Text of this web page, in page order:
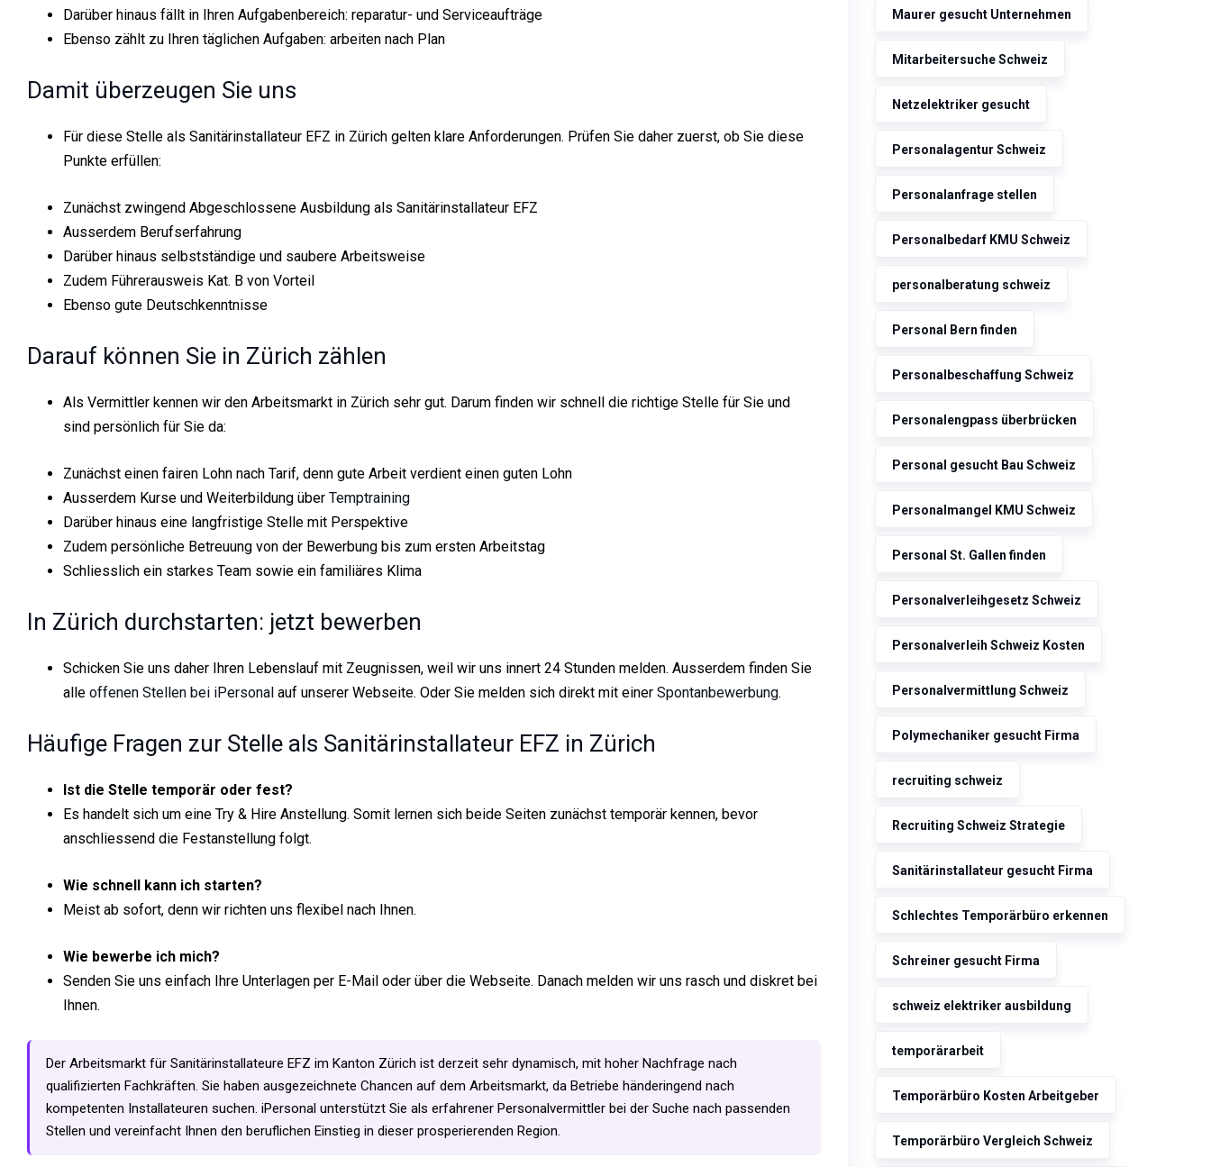
Darüber hinaus fällt in Ihren Aufgabenbereich: reparatur- und Serviceaufträge
Ebenso zählt zu Ihren täglichen Aufgaben: arbeiten nach Plan
Damit überzeugen Sie uns
Für diese Stelle als Sanitärinstallateur EFZ in Zürich gelten klare Anforderungen. Prüfen Sie daher zuerst, ob Sie diese
Punkte erfüllen:
Zunächst zwingend Abgeschlossene Ausbildung als Sanitärinstallateur EFZ
Ausserdem Berufserfahrung
Darüber hinaus selbstständige und saubere Arbeitsweise
Zudem Führerausweis Kat. B von Vorteil
Ebenso gute Deutschkenntnisse
Darauf können Sie in Zürich zählen
Als Vermittler kennen wir den Arbeitsmarkt in Zürich sehr gut. Darum finden wir schnell die richtige Stelle für Sie und
sind persönlich für Sie da:
Zunächst einen fairen Lohn nach Tarif, denn gute Arbeit verdient einen guten Lohn
Ausserdem Kurse und Weiterbildung über Temptraining
Darüber hinaus eine langfristige Stelle mit Perspektive
Zudem persönliche Betreuung von der Bewerbung bis zum ersten Arbeitstag
Schliesslich ein starkes Team sowie ein familiäres Klima
In Zürich durchstarten: jetzt bewerben
Schicken Sie uns daher Ihren Lebenslauf mit Zeugnissen, weil wir uns innert 24 Stunden melden. Ausserdem finden Sie
alle offenen Stellen bei iPersonal auf unserer Webseite. Oder Sie melden sich direkt mit einer Spontanbewerbung.
Häufige Fragen zur Stelle als Sanitärinstallateur EFZ in Zürich
Ist die Stelle temporär oder fest?
Es handelt sich um eine Try & Hire Anstellung. Somit lernen sich beide Seiten zunächst temporär kennen, bevor
anschliessend die Festanstellung folgt.
Wie schnell kann ich starten?
Meist ab sofort, denn wir richten uns flexibel nach Ihnen.
Wie bewerbe ich mich?
Senden Sie uns einfach Ihre Unterlagen per E-Mail oder über die Webseite. Danach melden wir uns rasch und diskret bei
Ihnen.
Der Arbeitsmarkt für Sanitärinstallateure EFZ im Kanton Zürich ist derzeit sehr dynamisch, mit hoher Nachfrage nach
qualifizierten Fachkräften. Sie haben ausgezeichnete Chancen auf dem Arbeitsmarkt, da Betriebe händeringend nach
kompetenten Installateuren suchen. iPersonal unterstützt Sie als erfahrener Personalvermittler bei der Suche nach passenden
Stellen und vereinfacht Ihnen den beruflichen Einstieg in dieser prosperierenden Region.
Maurer gesucht Unternehmen
Mitarbeitersuche Schweiz
Netzelektriker gesucht
Personalagentur Schweiz
Personalanfrage stellen
Personalbedarf KMU Schweiz
personalberatung schweiz
Personal Bern finden
Personalbeschaffung Schweiz
Personalengpass überbrücken
Personal gesucht Bau Schweiz
Personalmangel KMU Schweiz
Personal St. Gallen finden
Personalverleihgesetz Schweiz
Personalverleih Schweiz Kosten
Personalvermittlung Schweiz
Polymechaniker gesucht Firma
recruiting schweiz
Recruiting Schweiz Strategie
Sanitärinstallateur gesucht Firma
Schlechtes Temporärbüro erkennen
Schreiner gesucht Firma
schweiz elektriker ausbildung
temporärarbeit
Temporärbüro Kosten Arbeitgeber
Temporärbüro Vergleich Schweiz